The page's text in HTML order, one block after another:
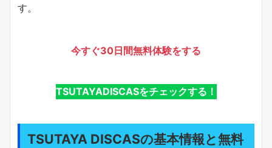
す。
今すぐ30日間無料体験をする
TSUTAYADISCASをチェックする！
TSUTAYA DISCASの基本情報と無料